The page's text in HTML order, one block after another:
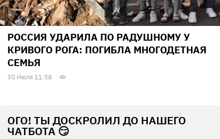
РОССИЯ УДАРИЛА ПО РАДУШНОМУ У
КРИВОГО РОГА: ПОГИБЛА МНОГОДЕТНАЯ
СЕМЬЯ
30 Июля 11:58
ОГО! ТЫ ДОСКРОЛИЛ ДО НАШЕГО
ЧАТБОТА 😏